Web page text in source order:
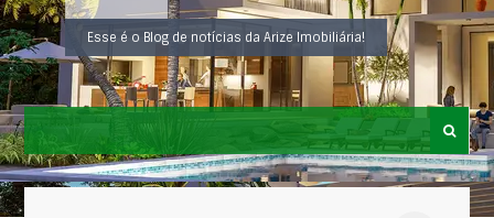
Esse é o Blog de notícias da Arize Imobiliária!